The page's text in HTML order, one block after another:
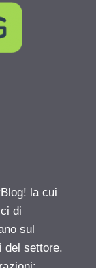
la cui
di
sul
del settore.